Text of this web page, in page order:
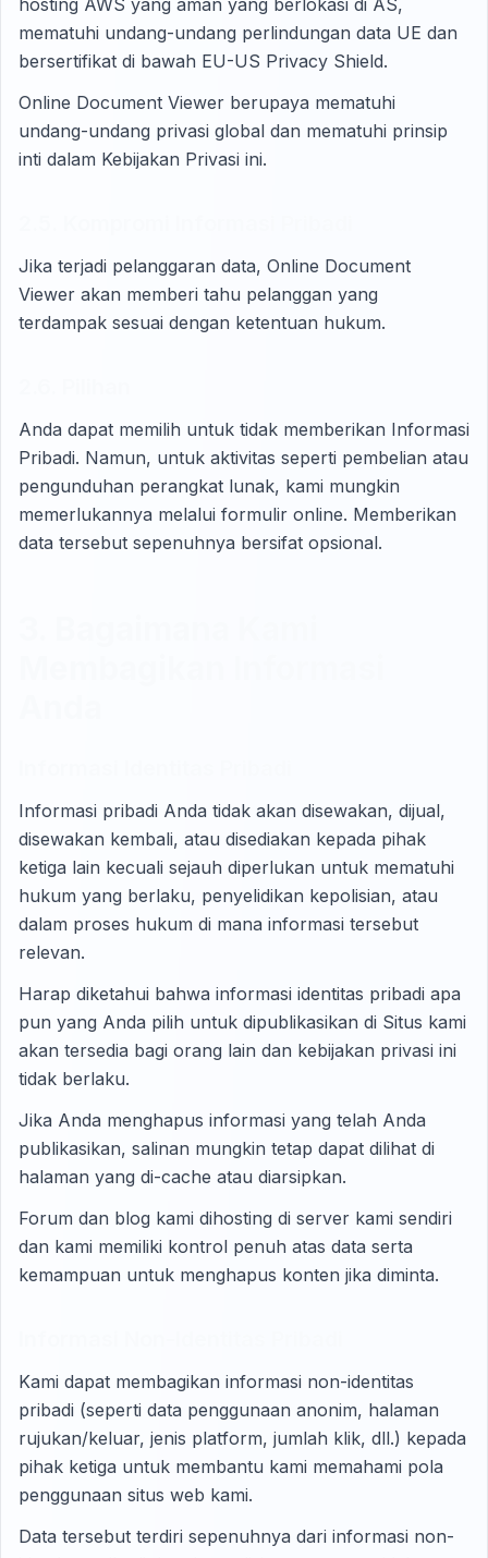
hosting AWS yang aman yang berlokasi di AS,
mematuhi undang-undang perlindungan data UE dan
bersertifikat di bawah EU-US Privacy Shield.
Online Document Viewer berupaya mematuhi
undang-undang privasi global dan mematuhi prinsip
inti dalam Kebijakan Privasi ini.
Jika terjadi pelanggaran data, Online Document
Viewer akan memberi tahu pelanggan yang
terdampak sesuai dengan ketentuan hukum.
Anda dapat memilih untuk tidak memberikan Informasi
Pribadi. Namun, untuk aktivitas seperti pembelian atau
pengunduhan perangkat lunak, kami mungkin
memerlukannya melalui formulir online. Memberikan
data tersebut sepenuhnya bersifat opsional.
Informasi pribadi Anda tidak akan disewakan, dijual,
disewakan kembali, atau disediakan kepada pihak
ketiga lain kecuali sejauh diperlukan untuk mematuhi
hukum yang berlaku, penyelidikan kepolisian, atau
dalam proses hukum di mana informasi tersebut
relevan.
Harap diketahui bahwa informasi identitas pribadi apa
pun yang Anda pilih untuk dipublikasikan di Situs kami
akan tersedia bagi orang lain dan kebijakan privasi ini
tidak berlaku.
Jika Anda menghapus informasi yang telah Anda
publikasikan, salinan mungkin tetap dapat dilihat di
halaman yang di-cache atau diarsipkan.
Forum dan blog kami dihosting di server kami sendiri
dan kami memiliki kontrol penuh atas data serta
kemampuan untuk menghapus konten jika diminta.
Kami dapat membagikan informasi non-identitas
pribadi (seperti data penggunaan anonim, halaman
rujukan/keluar, jenis platform, jumlah klik, dll.) kepada
pihak ketiga untuk membantu kami memahami pola
penggunaan situs web kami.
Data tersebut terdiri sepenuhnya dari informasi non-